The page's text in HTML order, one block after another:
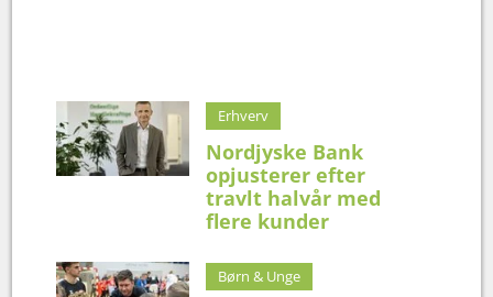
Erhverv
Nordjyske Bank
opjusterer efter
travlt halvår med
flere kunder
Børn & Unge